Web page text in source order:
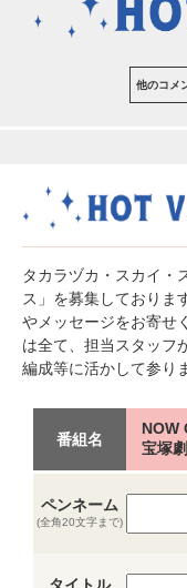
他のコメ
タカラヅカ・スカイ・
ス」を募集しておりま
やメッセージをお寄せ
は全て、担当スタッフ
編成等に活かして参り
番組名
NOW
宝塚
ペンネーム
(全角20文字まで)
タイトル